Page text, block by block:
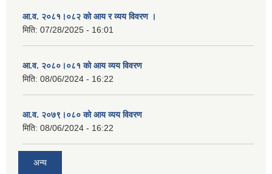
आ.व. २०८१।०८२ को आय र व्यय विवरण ।
मिति: 07/28/2025 - 16:01
आ.व. २०८०।०८१ को आय व्यय विवरण
मिति: 08/06/2024 - 16:22
आ.व. २०७९।०८० को आय व्यय विवरण
मिति: 08/06/2024 - 16:22
अन्य